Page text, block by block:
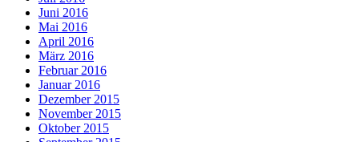
Juni 2016
Mai 2016
April 2016
März 2016
Februar 2016
Januar 2016
Dezember 2015
November 2015
Oktober 2015